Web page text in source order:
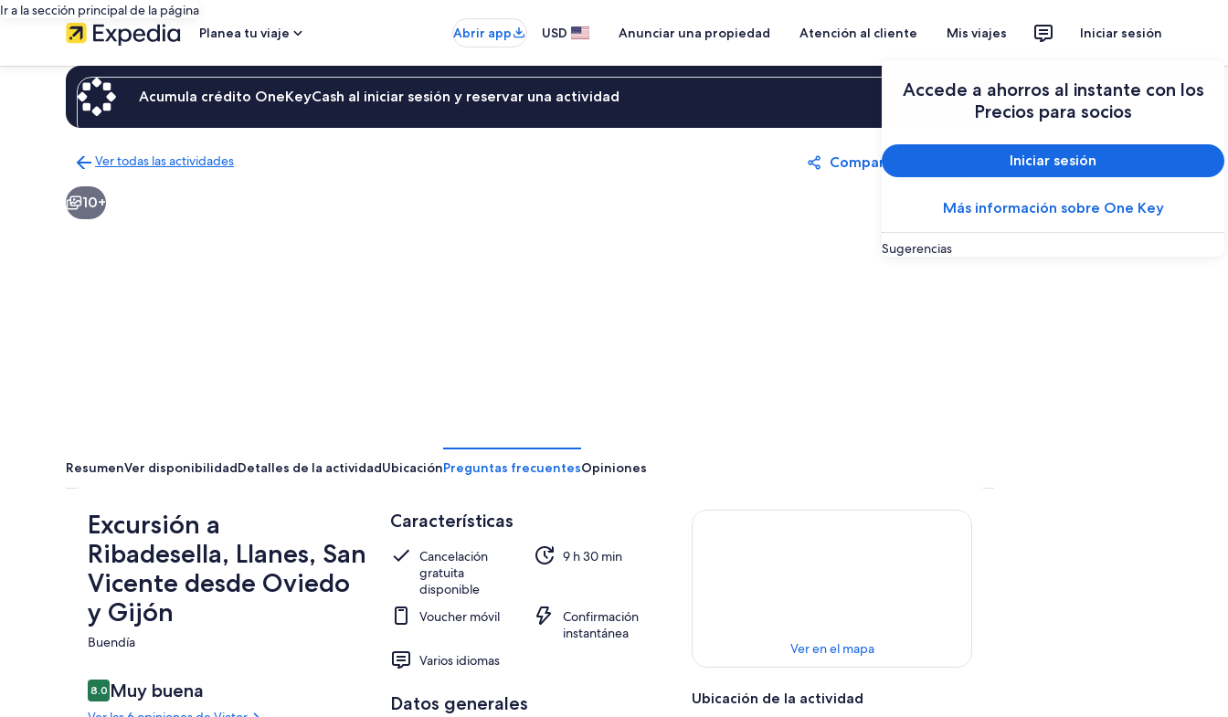
Ir a la sección principal de la página
Planea tu viaje
Abrir app USD Anunciar una propiedad Atención al cliente Mis viajes Iniciar sesión
Accede a ahorros al instante con los
Precios para socios
Iniciar sesión
Más información sobre One Key
Sugerencias
Acumula crédito OneKeyCash al iniciar sesión y reservar una actividad Iniciar sesión
Ver todas las actividades
a
la
Compartir
10+
ResumenVer disponibilidadDetalles de la actividadUbicaciónPreguntas frecuentesOpiniones
Excursión a
Ribadesella, Llanes, San
Vicente desde Oviedo
y Gijón
Buendía​
Opiniones
8.08.0 de 10,
Muy buena
Características
Cancelación
gratuita
disponible
9 h 30 min
Voucher móvil
Confirmación
instantánea
Varios idiomas
Datos generales
Ver en el mapa
Ubicación de la actividad